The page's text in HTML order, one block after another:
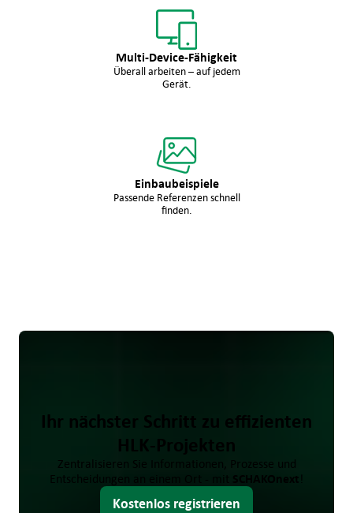
Multi-Device-Fähigkeit
Überall arbeiten – auf jedem
Gerät.
Einbaubeispiele
Passende Referenzen schnell
finden.
Ihr nächster Schritt zu effizienten
HLK-Projekten
Zentralisieren Sie Informationen, Prozesse und
Entscheidungen an einem Ort - mit
SCHAKOnext
Kostenlos registrieren